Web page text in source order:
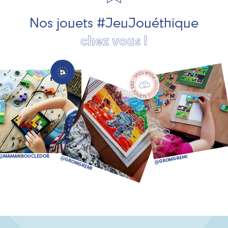
Nos jouets #JeuJouéthique
chez vous !